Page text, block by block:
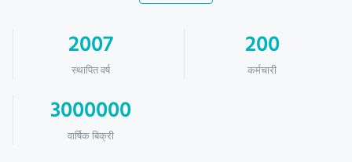
2007
स्थापित वर्ष
200
कर्मचारी
3000000
वार्षिक बिक्री